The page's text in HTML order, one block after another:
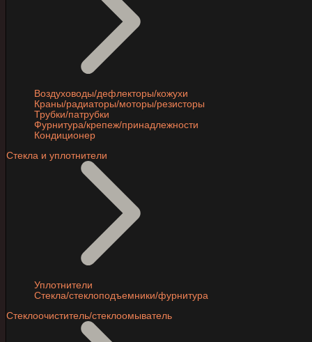
Воздуховоды/дефлекторы/кожухи
Краны/радиаторы/моторы/резисторы
Трубки/патрубки
Фурнитура/крепеж/принадлежности
Кондиционер
Стекла и уплотнители
Уплотнители
Стекла/стеклоподъемники/фурнитура
Стеклоочиститель/стеклоомыватель